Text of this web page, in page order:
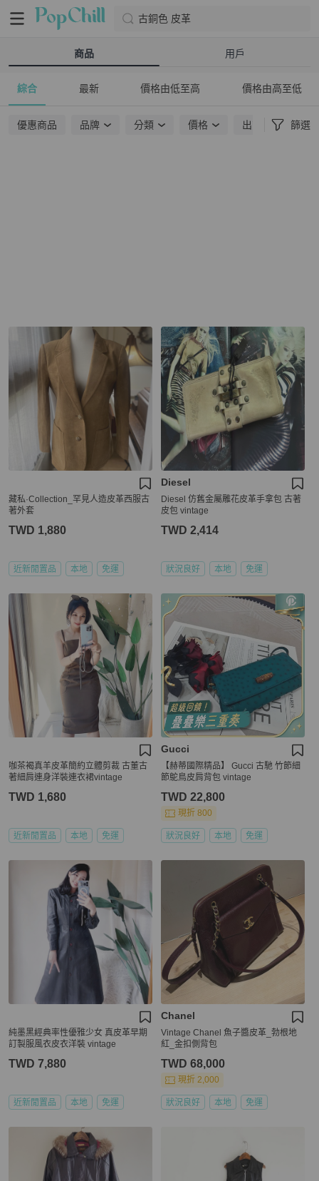
古銅色 皮革
商品 用戶
綜合 最新 價格由低至高 價格由高至低
優惠商品 品牌 分類 價格 出貨地點 篩選
藏私·Collection_罕見人造皮革西服古
著外套
TWD 1,880
近新閒置品 本地 免運
Diesel
Diesel 仿舊金屬雕花皮革手拿包 古著
皮包 vintage
TWD 2,414
狀況良好 本地 免運
咖茶褐真羊皮革簡約立體剪裁 古董古
著細肩連身洋裝連衣裙vintage
TWD 1,680
近新閒置品 本地 免運
Gucci
【赫蒂國際精品】 Gucci 古馳 竹節細
節鴕鳥皮肩背包 vintage
TWD 22,800
現折 800
狀況良好 本地 免運
純墨黑經典率性優雅少女 真皮革早期
訂製服風衣皮衣洋裝 vintage
TWD 7,880
近新閒置品 本地 免運
Chanel
Vintage Chanel 魚子醬皮革_勃根地
紅_金扣側背包
TWD 68,000
現折 2,000
狀況良好 本地 免運